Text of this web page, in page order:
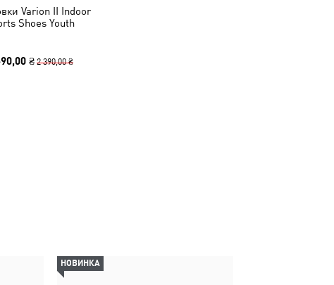
Varion II Indoor
Shoes Youth
₴ 2 390,00 ₴
НОВИНКА